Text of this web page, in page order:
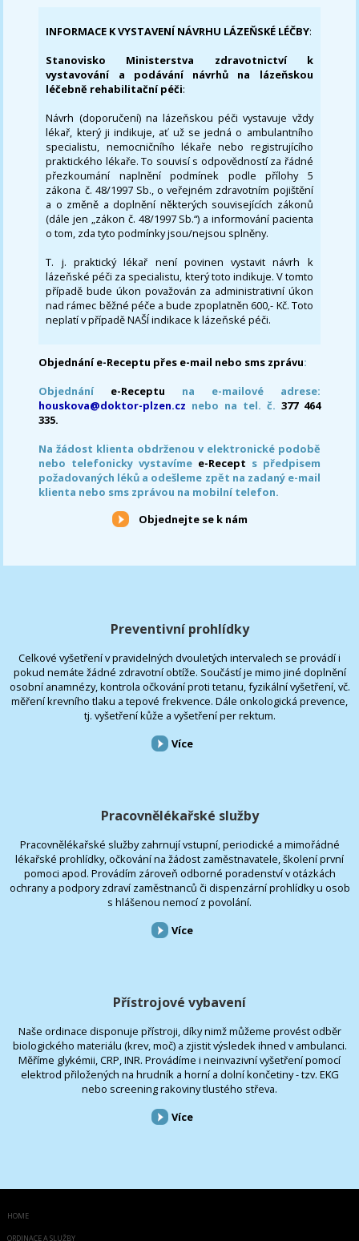
INFORMACE K VYSTAVENÍ NÁVRHU LÁZEŇSKÉ LÉČBY:
Stanovisko Ministerstva zdravotnictví k
vystavování a podávání návrhů na lázeňskou
léčebně rehabilitační péči:
Návrh (doporučení) na lázeňskou péči vystavuje vždy
lékař, který ji indikuje, ať už se jedná o ambulantního
specialistu, nemocničního lékaře nebo registrujícího
praktického lékaře. To souvisí s odpovědností za řádné
přezkoumání naplnění podmínek podle přílohy 5
zákona č. 48/1997 Sb., o veřejném zdravotním pojištění
a o změně a doplnění některých souvisejících zákonů
(dále jen „zákon č. 48/1997 Sb.“) a informování pacienta
o tom, zda tyto podmínky jsou/nejsou splněny.
T. j. praktický lékař není povinen vystavit návrh k
lázeňské péči za specialistu, který toto indikuje. V tomto
případě bude úkon považován za administrativní úkon
nad rámec běžné péče a bude zpoplatněn 600,- Kč. Toto
neplatí v případě NAŠÍ indikace k lázeňské péči.
Objednání e-Receptu přes e-mail nebo sms zprávu:
Objednání e-Receptu na e-mailové adrese:
houskova@doktor-plzen.cz nebo na tel. č. 377 464
335.
Na žádost klienta obdrženou v elektronické podobě
nebo telefonicky vystavíme e-Recept s předpisem
požadovaných léků a odešleme zpět na zadaný e-mail
klienta nebo sms zprávou na mobilní telefon.
Objednejte se k nám
Preventivní prohlídky
Celkové vyšetření v pravidelných dvouletých intervalech se provádí i
pokud nemáte žádné zdravotní obtíže. Součástí je mimo jiné doplnění
osobní anamnézy, kontrola očkování proti tetanu, fyzikální vyšetření, vč.
měření krevního tlaku a tepové frekvence. Dále onkologická prevence,
tj. vyšetření kůže a vyšetření per rektum.
Více
Pracovnělékařské služby
Pracovnělékařské služby zahrnují vstupní, periodické a mimořádné
lékařské prohlídky, očkování na žádost zaměstnavatele, školení první
pomoci apod. Provádím zároveň odborné poradenství v otázkách
ochrany a podpory zdraví zaměstnanců či dispenzární prohlídky u osob
s hlášenou nemocí z povolání.
Více
Přístrojové vybavení
Naše ordinace disponuje přístroji, díky nimž můžeme provést odběr
biologického materiálu (krev, moč) a zjistit výsledek ihned v ambulanci.
Měříme glykémii, CRP, INR. Provádíme i neinvazivní vyšetření pomocí
elektrod přiložených na hrudník a horní a dolní končetiny - tzv. EKG
nebo screening rakoviny tlustého střeva.
Více
HOME
ORDINACE A SLUŽBY